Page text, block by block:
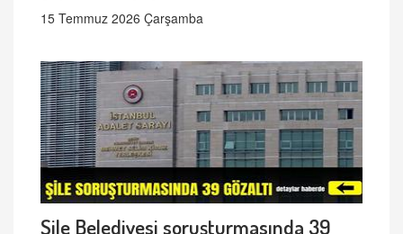
15 Temmuz 2026 Çarşamba
Şile Belediyesi soruşturmasında 39